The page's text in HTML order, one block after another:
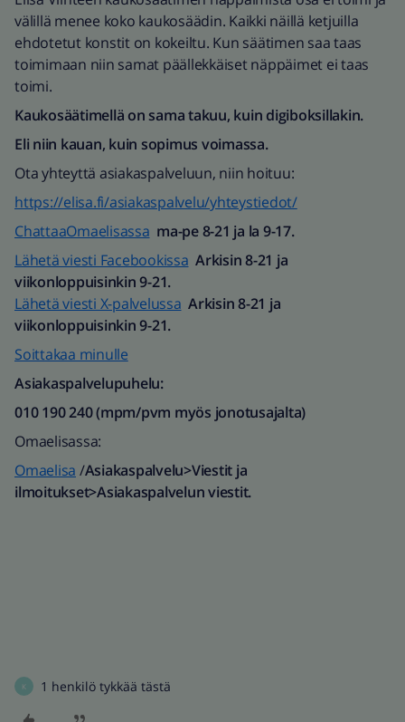
välillä menee koko kaukosäädin. Kaikki näillä ketjuilla
ehdotetut konstit on kokeiltu. Kun säätimen saa taas
toimimaan niin samat päällekkäiset näppäimet ei taas
toimi.
Kaukosäätimellä on sama takuu, kuin digiboksillakin.
Eli niin kauan, kuin sopimus voimassa.
Ota yhteyttä asiakaspalveluun, niin hoituu:
https://elisa.fi/asiakaspalvelu/yhteystiedot/
ChattaaOmaelisassa ma-pe 8-21 ja la 9-17.
Lähetä viesti Facebookissa Arkisin 8-21 ja
viikonloppuisinkin 9-21.
Lähetä viesti X-palvelussa Arkisin 8-21 ja
viikonloppuisinkin 9-21.
Soittakaa minulle
Asiakaspalvelupuhelu:
010 190 240 (mpm/pvm myös jonotusajalta)​
Omaelisassa:
Omaelisa /Asiakaspalvelu>Viestit ja
ilmoitukset>Asiakaspalvelun viestit.
K 1 henkilö tykkää tästä